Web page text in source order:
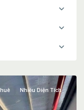
Nhiều Diện Tích